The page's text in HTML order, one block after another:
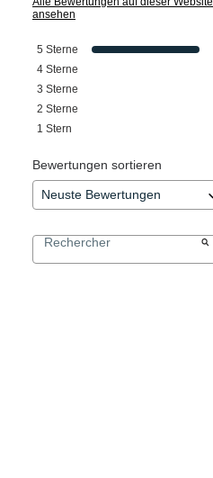
ansehen
5 Sterne
4 Sterne
3 Sterne
2 Sterne
1 Stern
Bewertungen sortieren